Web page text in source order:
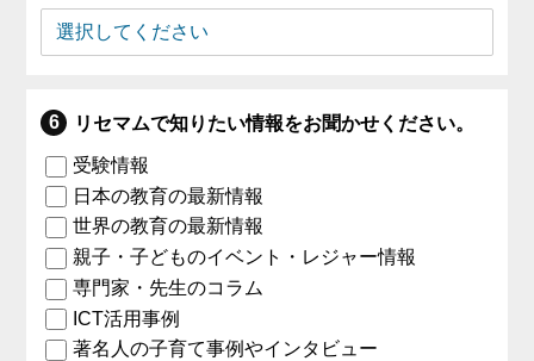
リセマムで知りたい情報をお聞かせください。
受験情報
日本の教育の最新情報
世界の教育の最新情報
親子・子どものイベント・レジャー情報
専門家・先生のコラム
ICT活用事例
著名人の子育て事例やインタビュー